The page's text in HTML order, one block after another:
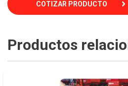
COTIZAR PRODUCTO
Productos